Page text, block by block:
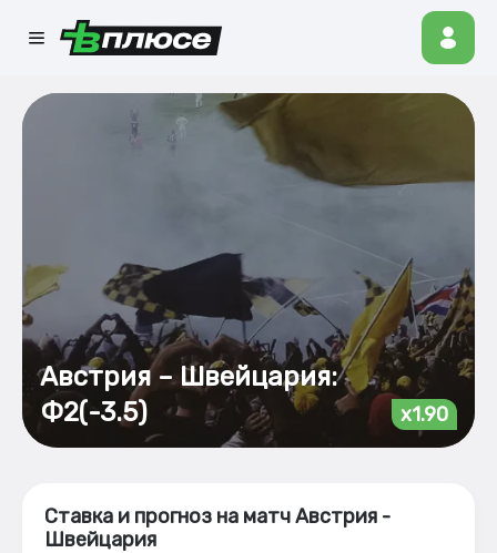
Австрия – Швейцария:
Ф2(-3.5)
x1.90
Ставка и прогноз на матч Австрия -
Швейцария